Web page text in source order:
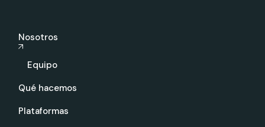
Nosotros
Equipo
Qué hacemos
Plataformas